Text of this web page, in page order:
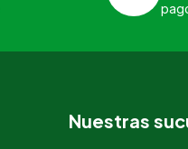
Nuestras